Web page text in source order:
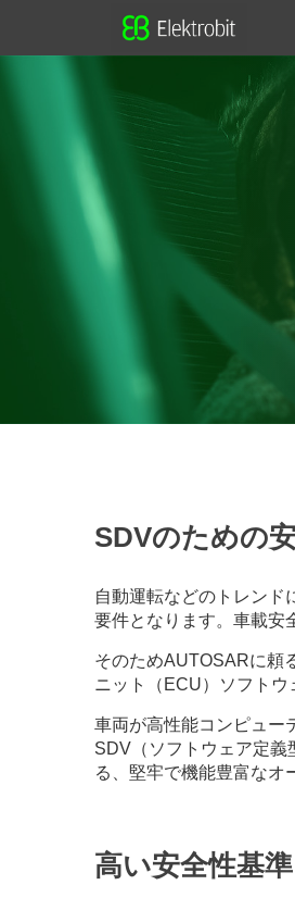
SDVのための
自動運転などのトレンド
要件となります。車載安
そのためAUTOSARに頼
ニット（ECU）ソフトウ
車両が高性能コンピュー
SDV（ソフトウェア定義
る、堅牢で機能豊富なオ
高い安全性基準